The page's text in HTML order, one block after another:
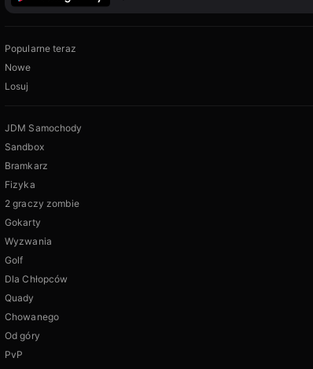
Popularne teraz
Nowe
Losuj
JDM Samochody
Sandbox
Bramkarz
Fizyka
2 graczy zombie
Gokarty
Wyzwania
Golf
Dla Chłopców
Quady
Chowanego
Od góry
PvP